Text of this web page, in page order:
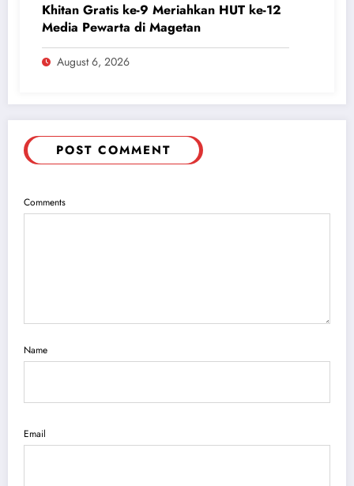
Khitan Gratis ke-9 Meriahkan HUT ke-12
Media Pewarta di Magetan
August 6, 2026
POST COMMENT
Comments
Name
Email